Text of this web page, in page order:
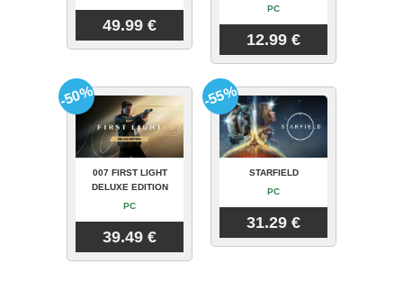
49.99 €
PC
12.99 €
007 FIRST LIGHT
DELUXE EDITION
PC
39.49 €
-50%
STARFIELD
PC
31.29 €
-55%